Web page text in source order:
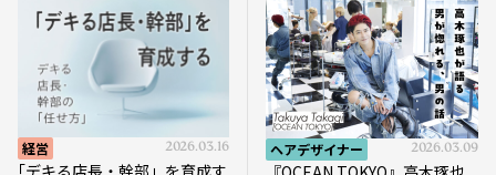
経営 2026.03.16
｢デキる店長・幹部」を育成す
ヘアデザイナー 2026.03.09